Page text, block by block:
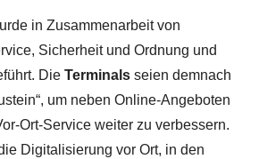
in Zusammenarbeit von
Sicherheit und Ordnung und
Die Terminals seien demnach
um neben Online-Angeboten
Ort-Service weiter zu verbessern.
Digitalisierung vor Ort, in den